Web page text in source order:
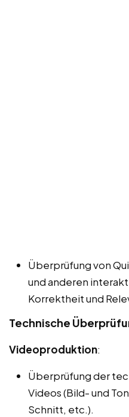
Überprüfung von
und anderen
Korrektheit und
Technische
Videoproduktion:
Überprüfung der
Videos (Bild- und
Schnitt, etc.).